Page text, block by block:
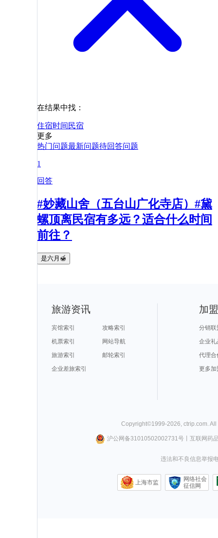
在结果中找：
住宿时间 民宿
更多
热门问题最新问题待回答问题
1
回答
#妙藏山舍（五台山广化寺店）#黛
螺顶离民宿有多远？适合什么时间
前往？
是六月🍯
旅游资讯
宾馆索引
攻略索引
机票索引
网站导航
旅游索引
邮轮索引
企业差旅索引
加
分销联
企业礼
代理合
更多加
Copyright©1999-2026 ctrip.com .
沪公网备31010502002731号丨 互联网药
违法和不良信息举报
上海市监
网络社会
征信网